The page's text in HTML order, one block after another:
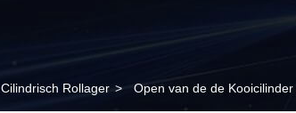
Cilindrisch Rollager > Open van de de